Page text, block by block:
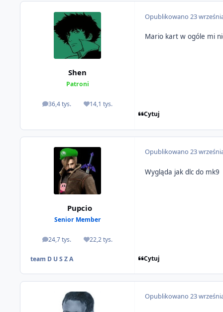
Shen
Patroni
36,4 tys.
odpowiedzi14,1 tys.
Reputacja
Opublikowano 23
Mario kart w ogóle mi
Cytuj
Pupcio
Senior Member
24,7 tys.
odpowiedzi22,2 tys.
Reputacja
team D U S Z A
Opublikowano23
Wygląda jak dlc do mk9
Cytuj
Opublikowano23